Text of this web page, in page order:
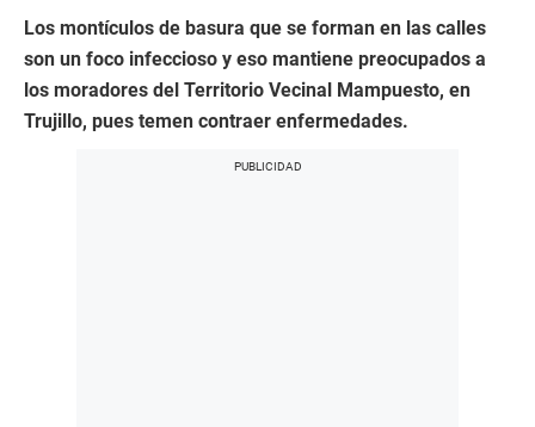
Los montículos de basura que se forman en las calles
son un foco infeccioso y eso mantiene preocupados a
los moradores del Territorio Vecinal Mampuesto, en
Trujillo, pues temen contraer enfermedades.